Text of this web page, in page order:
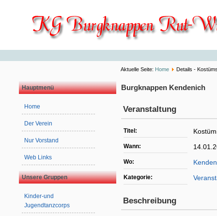
Aktuelle Seite: Home Details -
Hauptmenü
Home
Der Verein
Nur Vorstand
Web Links
Unsere Gruppen
Kinder-und
Jugendtanzcorps
Burgknappen Kendenich
Veranstaltung
Titel:
Wann:
Wo:
Kategorie:
Beschreibung